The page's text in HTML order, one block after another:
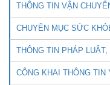
THÔNG TIN VẬN
CHUYÊN MỤC SỨC
THÔNG TIN PHÁP
CÔNG KHAI THÔNG TIN